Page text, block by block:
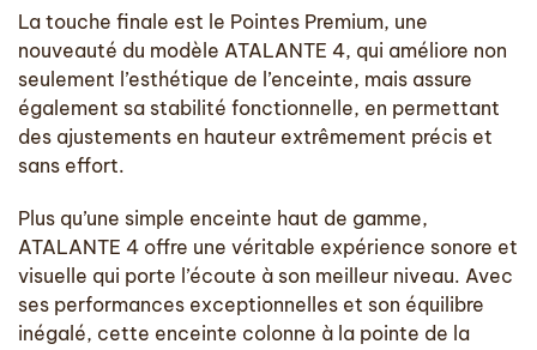
La touche finale est le Pointes Premium, une
nouveauté du modèle ATALANTE 4, qui améliore non
seulement l’esthétique de l’enceinte, mais assure
également sa stabilité fonctionnelle, en permettant
des ajustements en hauteur extrêmement précis et
sans effort.
Plus qu’une simple enceinte haut de gamme,
ATALANTE 4 offre une véritable expérience sonore et
visuelle qui porte l’écoute à son meilleur niveau. Avec
ses performances exceptionnelles et son équilibre
inégalé, cette enceinte colonne à la pointe de la